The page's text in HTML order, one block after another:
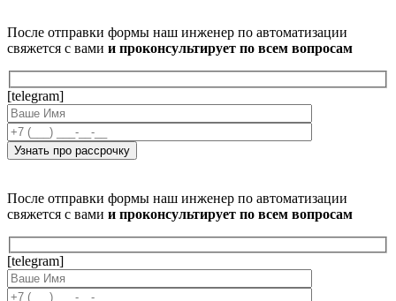
После отправки формы наш инженер по автоматизации
свяжется с вами и проконсультирует по всем вопросам
[telegram]
После отправки формы наш инженер по автоматизации
свяжется с вами и проконсультирует по всем вопросам
[telegram]